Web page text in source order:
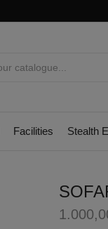
Facilities Stealth